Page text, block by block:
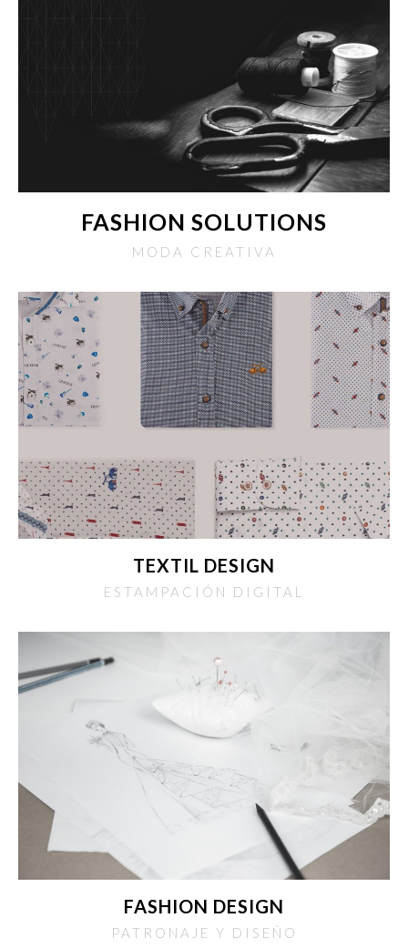
FASHION SOLUTIONS
MODA CREATIVA
TEXTIL DESIGN
ESTAMPACIÓN DIGITAL
FASHION DESIGN
PATRONAJE Y DISEÑO